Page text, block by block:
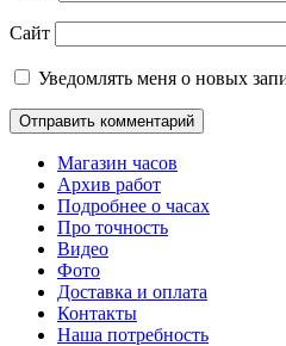
Сайт
Уведомлять меня о новых
Магазин часов
Архив работ
Подробнее о часах
Про точность
Видео
Фото
Доставка и оплата
Контакты
Наша потребность